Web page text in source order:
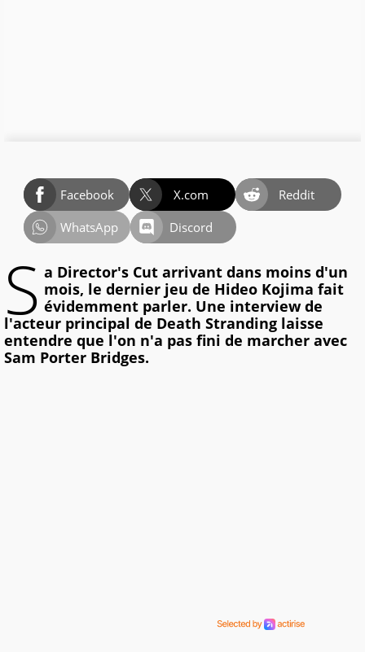
Facebook X.com
Reddit
WhatsApp
Discord
S a Director's Cut arrivant dans moins d'un
mois, le dernier jeu de Hideo Kojima fait
évidemment parler. Une interview de
l'acteur principal de Death Stranding laisse
entendre que l'on n'a pas fini de marcher avec
Sam Porter Bridges.